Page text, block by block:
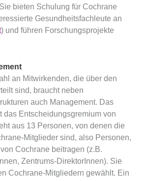
bieten Schulung für Cochrane
Gesundheitsfachleute an
) und führen Forschungsprojekte
an Mitwirkenden, die über den
sind, braucht neben
auch Management. Das
das Entscheidungsgremium von
aus 13 Personen, von denen die
Mitglieder sind, also Personen,
Cochrane beitragen (z.B.
Zentrums-DirektorInnen). Sie
Cochrane-Mitgliedern gewählt. Ein